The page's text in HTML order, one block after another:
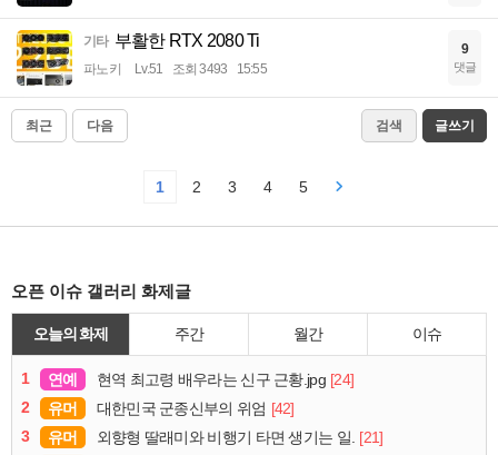
기타 부활한 RTX 2080 Ti
파노키 Lv.51 조회 3493 15:55
9
댓글
최근 다음 검색 글쓰기
1 2 3 4 5
오픈 이슈 갤러리 화제글
오늘의 화제 주간 월간 이슈
1 연예 현역 최고령 배우라는 신구 근황.jpg [24]
2
유머 대한민국 군종신부의 위엄 [42]
3
유머 외향형 딸래미와 비행기 타면 생기는 일. [21]